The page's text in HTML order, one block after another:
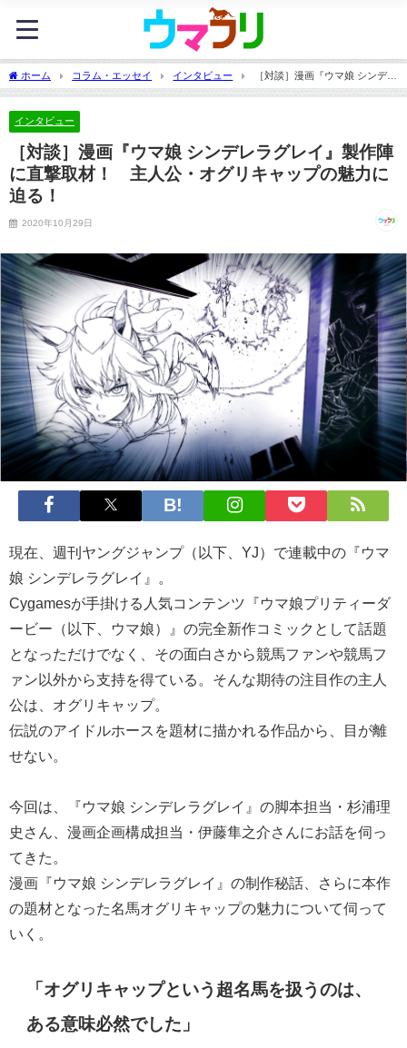
ホーム コラム・エッセイ インタビュー
［対談］漫画『ウマ娘 シンデレ
ラグレイ』製作陣に直撃取材！ 主人公・オグリキャップの魅力に迫る！
インタビュー
［対談］漫画『ウマ娘 シンデレラグレイ』製作陣
に直撃取材！ 主人公・オグリキャップの魅力に
迫る！
2020年10月29日
現在、週刊ヤングジャンプ（以下、YJ）で連載中の『ウマ
娘 シンデレラグレイ』。
Cygamesが手掛ける人気コンテンツ『ウマ娘プリティーダ
ービー（以下、ウマ娘）』の完全新作コミックとして話題
となっただけでなく、その面白さから競馬ファンや競馬フ
ァン以外から支持を得ている。そんな期待の注目作の主人
公は、オグリキャップ。
伝説のアイドルホースを題材に描かれる作品から、目が離
せない。
今回は、『ウマ娘 シンデレラグレイ』の脚本担当・杉浦理
史さん、漫画企画構成担当・伊藤隼之介さんにお話を伺っ
てきた。
漫画『ウマ娘 シンデレラグレイ』の制作秘話、さらに本作
の題材となった名馬オグリキャップの魅力について伺って
いく。
「オグリキャップという超名馬を扱うのは、
ある意味必然でした」